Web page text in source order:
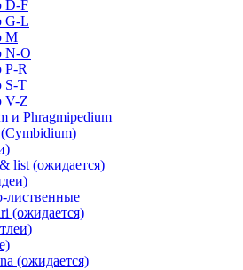
D-F
G-L
M
N-O
P-R
S-T
V-Z
и Phragmipedium
list (ожидается)
лиственные
(ожидается)
(ожидается)